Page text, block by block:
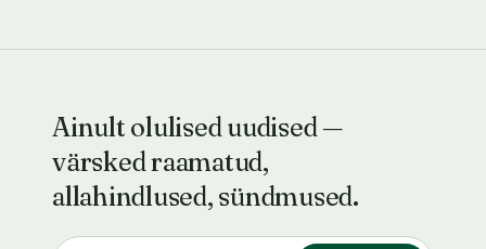
Ainult olulised uudised —
värsked raamatud,
allahindlused, sündmused.